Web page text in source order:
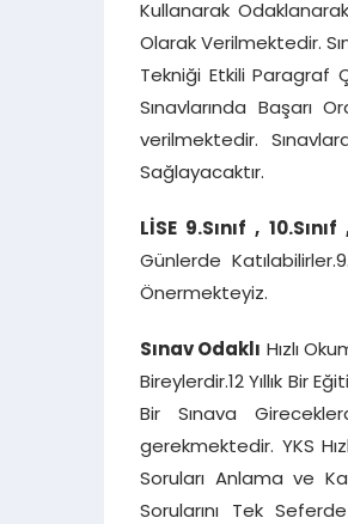
Kullanarak
Olarak Verilmektedir.
Tekniği Etkili Paragraf
Sınavlarında Başarı
verilmektedir.
Sağlayacaktır.
LİSE 9.Sınıf , 10.Sınıf
Günlerde
Önermekteyiz.
Sınav Odaklı Hızlı
Bireylerdir.12 Yıllık Bir
Bir Sınava
gerekmektedir. YKS
Soruları Anlama ve
Sorularını Tek